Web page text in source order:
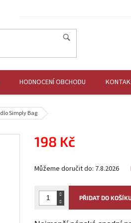
HODNOCENÍ OBCHODU
Simply Bag
198 Kč
cena:
Můžeme doručit do: 7.8.2026
PŘIDAT DO